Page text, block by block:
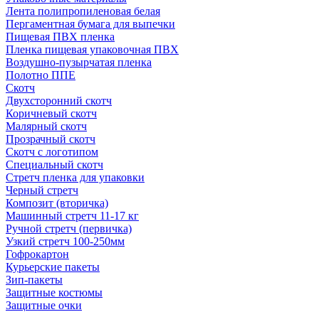
Лента полипропиленовая белая
Пергаментная бумага для выпечки
Пищевая ПВХ пленка
Пленка пищевая упаковочная ПВХ
Воздушно-пузырчатая пленка
Полотно ППЕ
Скотч
Двухсторонний скотч
Коричневый скотч
Малярный скотч
Прозрачный скотч
Скотч с логотипом
Специальный скотч
Стретч пленка для упаковки
Черный стретч
Композит (вторичка)
Машинный стретч 11-17 кг
Ручной стретч (первичка)
Узкий стретч 100-250мм
Гофрокартон
Курьерские пакеты
Зип-пакеты
Защитные костюмы
Защитные очки